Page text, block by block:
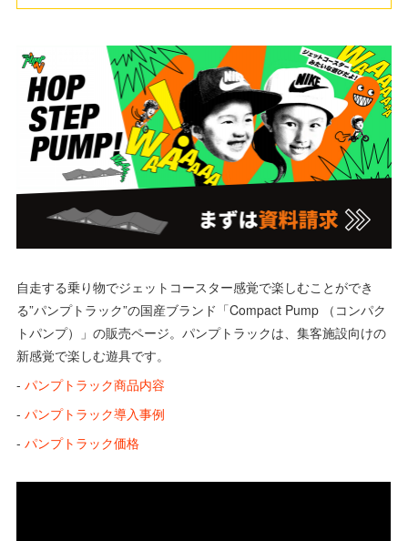
自走する乗り物でジェットコースター感覚で楽しむことができ
る”パンプトラック”の国産ブランド「Compact Pump （コンパク
トパンプ）」の販売ページ。パンプトラックは、集客施設向けの
新感覚で楽しむ遊具です。
-パンプトラック商品内容
-パンプトラック導入事例
-パンプトラック価格